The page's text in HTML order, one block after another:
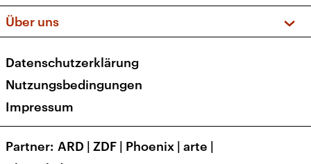
Apps
Newsletter
Veranstaltungen
Social Media
Über uns
Presse
Karriere
Transparenz
Datenschutzerklärung
Nutzungsbedingungen
Impressum
Partner ARD | ZDF | Phoenix | arte |